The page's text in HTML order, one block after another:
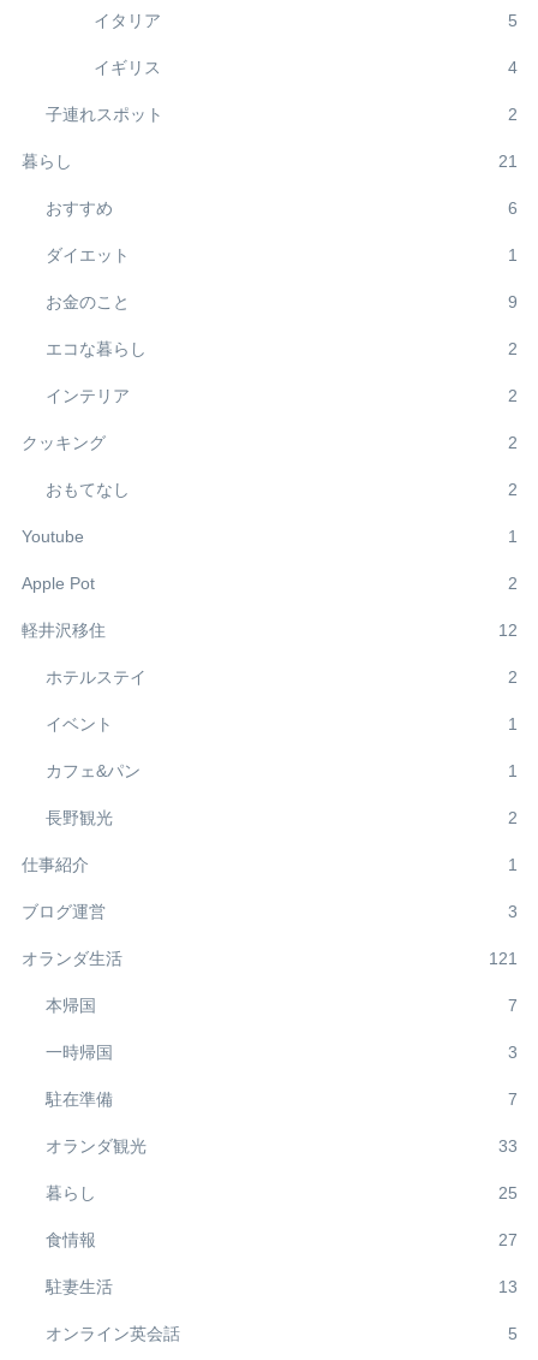
イタリア 5
イギリス 4
子連れスポット 2
暮らし 21
おすすめ 6
ダイエット 1
お金のこと 9
エコな暮らし 2
インテリア 2
クッキング 2
おもてなし 2
Youtube 1
Apple Pot 2
軽井沢移住 12
ホテルステイ 2
イベント 1
カフェ&パン 1
長野観光 2
仕事紹介 1
ブログ運営 3
オランダ生活 121
本帰国 7
一時帰国 3
駐在準備 7
オランダ観光 33
暮らし 25
食情報 27
駐妻生活 13
オンライン英会話 5